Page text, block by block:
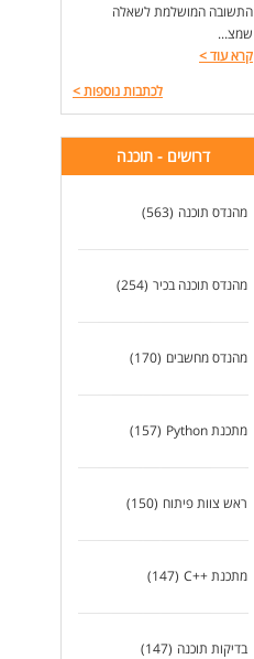
התשובה המושלמת לשאלה
שמצ...
קרא עוד>
לכתבות נוספות>
דרושים - תוכנה
מהנדס תוכנה (563)
מהנדס תוכנה בכיר (254)
מהנדס מחשבים (170)
מתכנת Python (157)
ראש צוות פיתוח (150)
מתכנת ++C (147)
בדיקות תוכנה (147)